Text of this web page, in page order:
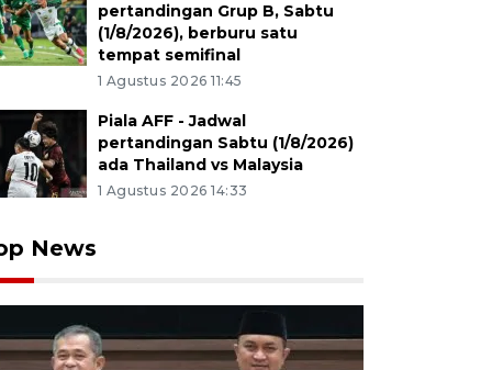
pertandingan Grup B, Sabtu
(1/8/2026), berburu satu
tempat semifinal
1 Agustus 2026 11:45
Piala AFF - Jadwal
pertandingan Sabtu (1/8/2026)
ada Thailand vs Malaysia
1 Agustus 2026 14:33
News